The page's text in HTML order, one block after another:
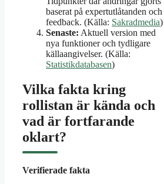
baserat på expertutlåtanden och
feedback. (Källa: Sakradmedia)
Senaste: Aktuell version med
nya funktioner och tydligare
källaangivelser. (Källa:
Statistikdatabasen)
Vilka fakta kring
rollistan är kända och
vad är fortfarande
oklart?
Verifierade fakta